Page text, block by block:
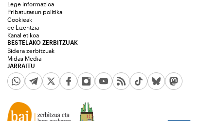
JARRAITU
Lege informazioa
Pribatutasun politika
Cookieak
cc Lizentzia
Kanal etikoa
BESTELAKO ZERBITZUAK
Bidera zerbitzuak
Midas Media